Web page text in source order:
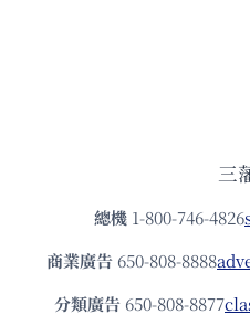
三
總機 1-800-746-4826
商業廣告 650-808-8888
分類廣告 650-808-8877